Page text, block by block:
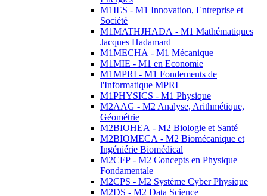
M1IES - M1 Innovation, Entreprise et
Société
M1MATHJHADA - M1 Mathématiques
Jacques Hadamard
M1MECHA - M1 Mécanique
M1MIE - M1 en Economie
M1MPRI - M1 Fondements de
l'Informatique MPRI
M1PHYSICS - M1 Physique
M2AAG - M2 Analyse, Arithmétique,
Géométrie
M2BIOHEA - M2 Biologie et Santé
M2BIOMECA - M2 Biomécanique et
Ingéniérie Biomédical
M2CFP - M2 Concepts en Physique
Fondamentale
M2CPS - M2 Système Cyber Physique
M2DS - M2 Data Science